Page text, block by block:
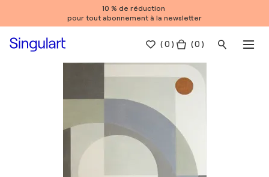
10 % de réduction
pour tout abonnement à la newsletter
(0 ) ( 0 )